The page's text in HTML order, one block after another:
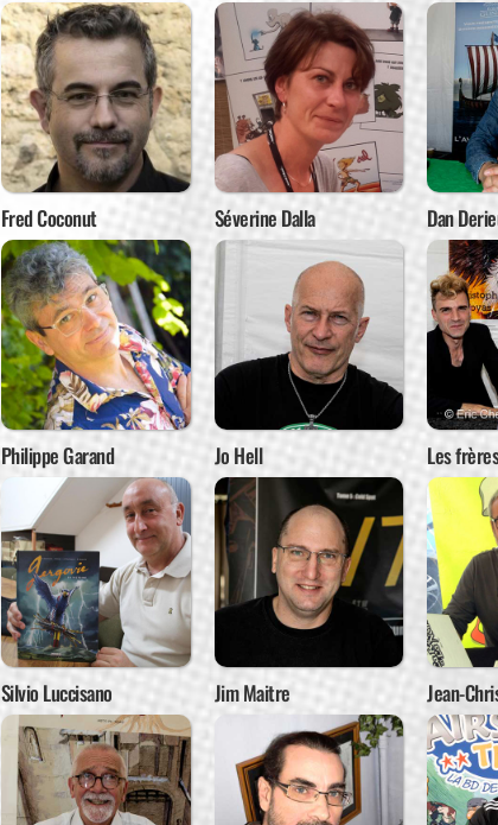
Fred Coconut Séverine Dalla Dan
Philippe Garand Jo Hell Les
Silvio Luccisano Jim Maitre Jean-